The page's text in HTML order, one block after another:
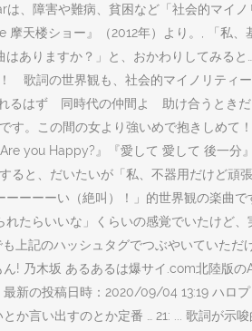
、障害や難病、貧困など「社会的マイ
天楼ショー』（2012年）より。, 「私
りますか？」と、おかわりしてみる
歌詞の世界観も、社会的マイノリテ
はず 同時代の仲間よ 助け合うとき
す。この間の女より強いめで抱きしめ
you Happy?』『愛して 愛して 後一分
ると、だいたいが「私、不器用だけど
ーーーい（絶叫）！」的世界観の楽曲
たらいいな」くらいの感覚でいたけど
記のハッシュタグでつぶやいていた
! 乃木坂 あるあるは爆サイ.com北陸版
新の投稿日時：2020/09/04 13:19 ハロ
か言い出すのとか定番 … 21: ... 歌詞が